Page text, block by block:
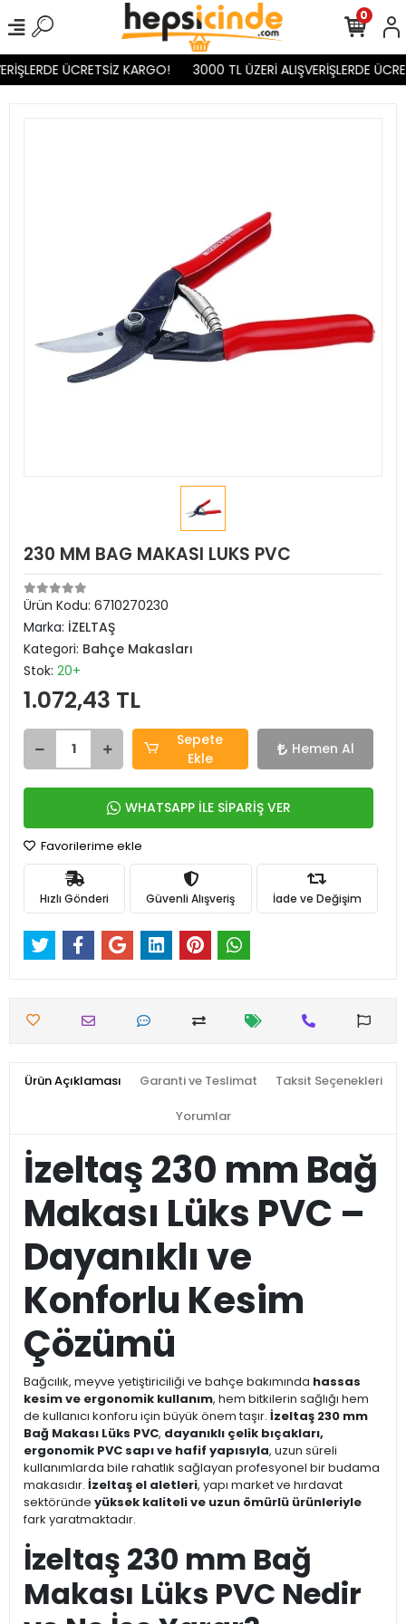
ÜCRETSİZ KARGO! 3000 TL ÜZERİ ALIŞVERİŞLERDE
0
230 MM BAG MAKASI LUKS PVC
Ürün Kodu: 6710270230
Marka: İZELTAŞ
Kategori: Bahçe Makasları
Stok: 20+
1.072,43 TL
Sepete
Ekle
Hemen Al
WHATSAPP İLE SİPARİŞ VER
Favorilerime ekle
Hızlı Gönderi Güvenli Alışveriş İade ve Değişim
Ürün Açıklaması Garanti ve Teslimat Taksit Seçenekleri
Yorumlar
İzeltaş 230 mm Bağ
Makası Lüks PVC –
Dayanıklı ve
Konforlu Kesim
Çözümü
Bağcılık, meyve yetiştiriciliği ve bahçe bakımında hassas
kesim ve ergonomik kullanım, hem bitkilerin sağlığı hem
de kullanıcı konforu için büyük önem taşır. İzeltaş 230 mm
Bağ Makası Lüks PVC, dayanıklı çelik bıçakları,
ergonomik PVC sapı ve hafif yapısıyla, uzun süreli
kullanımlarda bile rahatlık sağlayan profesyonel bir budama
makasıdır. İzeltaş el aletleri, yapı market ve hırdavat
sektöründe yüksek kaliteli ve uzun ömürlü ürünleriyle
fark yaratmaktadır.
İzeltaş 230 mm Bağ
Makası Lüks PVC Nedir